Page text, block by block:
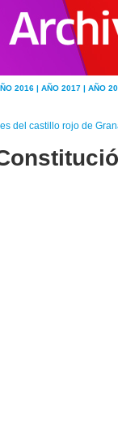
2016 | AÑO 2017 | AÑO
del castillo rojo de